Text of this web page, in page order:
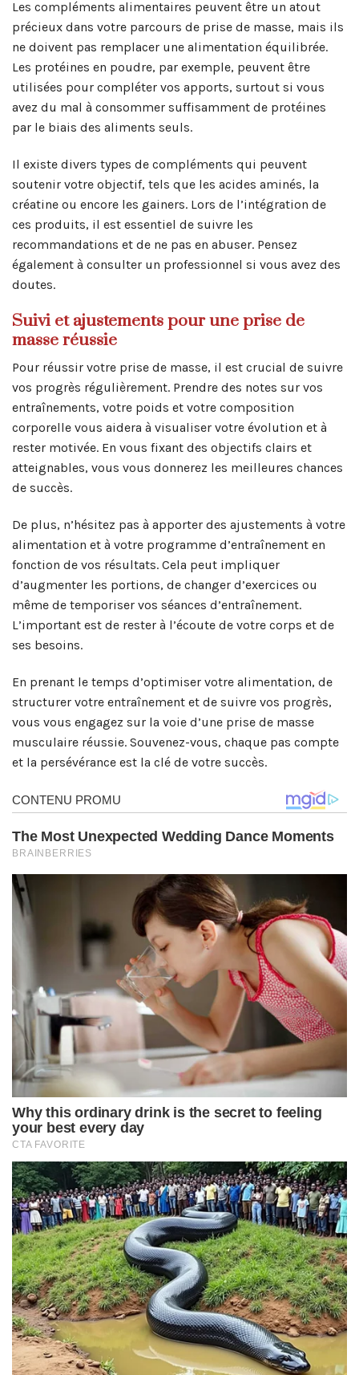
Les compléments alimentaires peuvent être un atout
précieux dans votre parcours de prise de masse, mais ils
ne doivent pas remplacer une alimentation équilibrée.
Les protéines en poudre, par exemple, peuvent être
utilisées pour compléter vos apports, surtout si vous
avez du mal à consommer suffisamment de protéines
par le biais des aliments seuls.
Il existe divers types de compléments qui peuvent
soutenir votre objectif, tels que les acides aminés, la
créatine ou encore les gainers. Lors de l’intégration de
ces produits, il est essentiel de suivre les
recommandations et de ne pas en abuser. Pensez
également à consulter un professionnel si vous avez des
doutes.
Suivi et ajustements pour une prise de
masse réussie
Pour réussir votre prise de masse, il est crucial de suivre
vos progrès régulièrement. Prendre des notes sur vos
entraînements, votre poids et votre composition
corporelle vous aidera à visualiser votre évolution et à
rester motivée. En vous fixant des objectifs clairs et
atteignables, vous vous donnerez les meilleures chances
de succès.
De plus, n’hésitez pas à apporter des ajustements à votre
alimentation et à votre programme d’entraînement en
fonction de vos résultats. Cela peut impliquer
d’augmenter les portions, de changer d’exercices ou
même de temporiser vos séances d’entraînement.
L’important est de rester à l’écoute de votre corps et de
ses besoins.
En prenant le temps d’optimiser votre alimentation, de
structurer votre entraînement et de suivre vos progrès,
vous vous engagez sur la voie d’une prise de masse
musculaire réussie. Souvenez-vous, chaque pas compte
et la persévérance est la clé de votre succès.